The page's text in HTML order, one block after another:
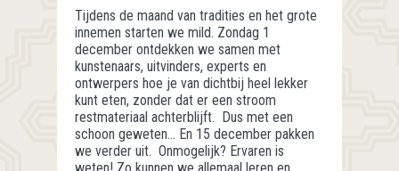
Tijdens de maand van tradities en het grote
innemen starten we mild. Zondag 1
december ontdekken we samen met
kunstenaars, uitvinders, experts en
ontwerpers hoe je van dichtbij heel lekker
kunt eten, zonder dat er een stroom
restmateriaal achterblijft. Dus met een
schoon geweten… En 15 december pakken
we verder uit. Onmogelijk? Ervaren is